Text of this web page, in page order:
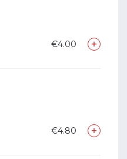
€4.00
€4.80